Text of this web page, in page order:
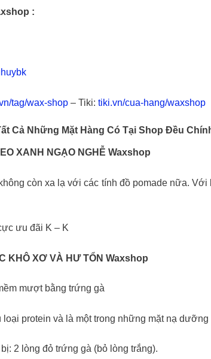
:
tag/wax-shop – Tiki: tiki.vn/cua-hang/waxshop
Cả Những Mặt Hàng Có Tại Shop Đều
XANH NGẠO NGHỄ Waxshop
còn xa lạ với các tính đồ pomade nữa.
ưu đãi K – K
KHÔ XƠ VÀ HƯ TỔN Waxshop
mượt bằng trứng gà
protein và là một trong những mặt nạ
2 lòng đỏ trứng gà (bỏ lòng trắng).